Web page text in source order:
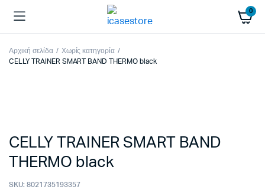
0
Αρχική σελίδα
Χωρίς κατηγορία
CELLY TRAINER SMART BAND THERMO black
CELLY TRAINER SMART BAND
THERMO black
SKU: 8021735193357